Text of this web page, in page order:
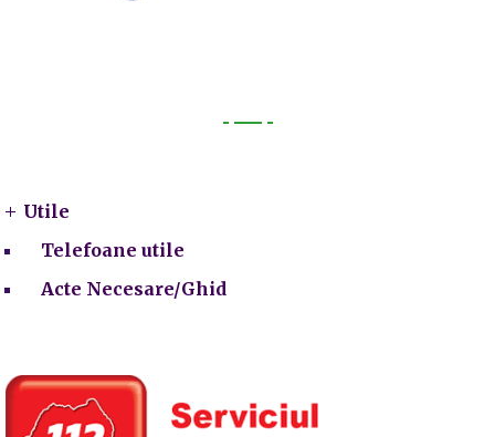
Utile
Telefoane utile
Acte Necesare/Ghid